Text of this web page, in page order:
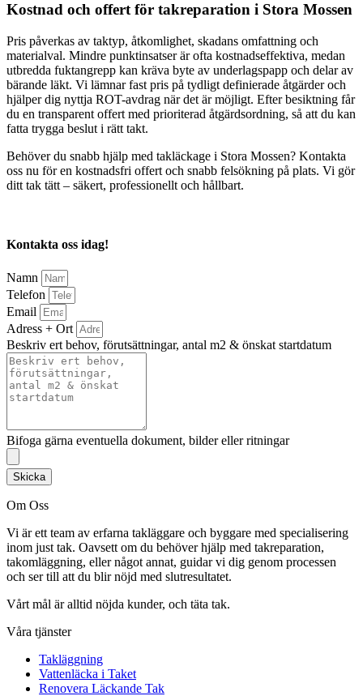
Kostnad och offert för takreparation i Stora Mossen
Pris påverkas av taktyp, åtkomlighet, skadans omfattning och
materialval. Mindre punktinsatser är ofta kostnadseffektiva, medan
utbredda fuktangrepp kan kräva byte av underlagspapp och delar av
bärande läkt. Vi lämnar fast pris på tydligt definierade åtgärder och
hjälper dig nyttja ROT-avdrag när det är möjligt. Efter besiktning får
du en transparent offert med prioriterad åtgärdsordning, så att du kan
fatta trygga beslut i rätt takt.
Behöver du snabb hjälp med takläckage i Stora Mossen? Kontakta
oss nu för en kostnadsfri offert och snabb felsökning på plats. Vi gör
ditt tak tätt – säkert, professionellt och hållbart.
Kontakta oss idag!
Namn
Telefon
Email
Adress + Ort
Beskriv ert behov, förutsättningar, antal m2 & önskat startdatum
Bifoga gärna eventuella dokument, bilder eller ritningar
Skicka
Om Oss
Vi är ett team av erfarna takläggare och byggare med specialisering
inom just tak. Oavsett om du behöver hjälp med takreparation,
takomläggning, eller något annat, guidar vi dig genom processen
och ser till att du blir nöjd med slutresultatet.
Vårt mål är alltid nöjda kunder, och täta tak.
Våra tjänster
Takläggning
Vattenläcka i Taket
Renovera Läckande Tak